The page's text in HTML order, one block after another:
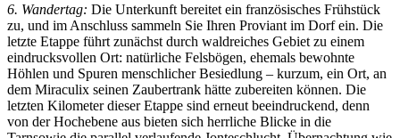
6. Wandertag: Die Unterkunft bereitet ein französisches Frühstück
zu, und im Anschluss sammeln Sie Ihren Proviant im Dorf ein. Die
letzte Etappe führt zunächst durch waldreiches Gebiet zu einem
eindrucksvollen Ort: natürliche Felsbögen, ehemals bewohnte
Höhlen und Spuren menschlicher Besiedlung – kurzum, ein Ort, an
dem Miraculix seinen Zaubertrank hätte zubereiten können. Die
letzten Kilometer dieser Etappe sind erneut beeindruckend, denn
von der Hochebene aus bieten sich herrliche Blicke in die